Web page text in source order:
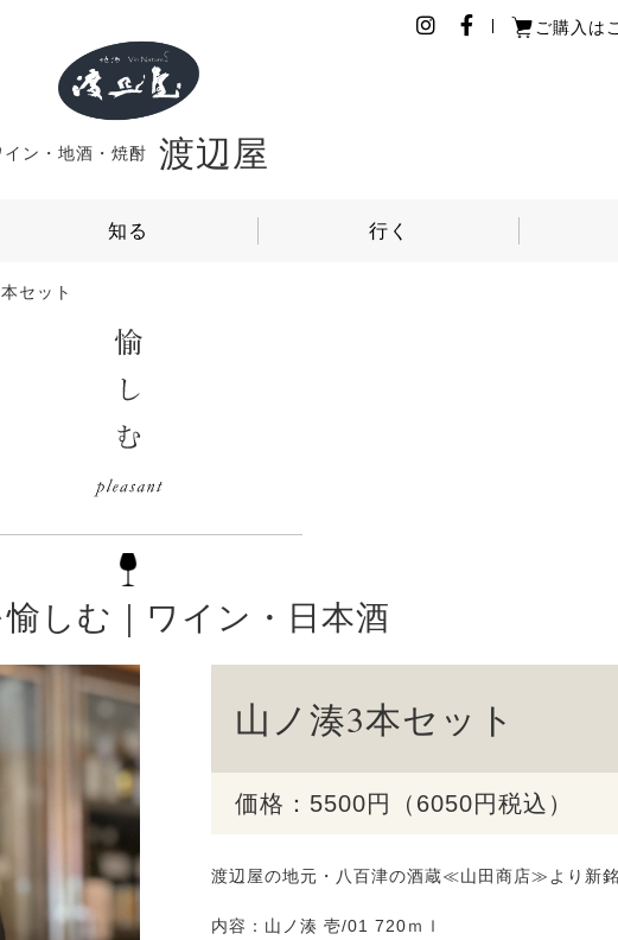
ご購入は
イン・地酒・焼酎 渡辺屋
知る 行く
セット
しむ｜ワイン・日本酒
山ノ湊3本セット
価格：5500円（6050円税込）
渡辺屋の地元・八百津の酒蔵≪山田商店≫より新銘
内容：山ノ湊 壱/01 720ｍｌ